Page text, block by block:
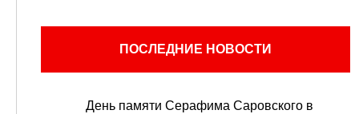
ПОСЛЕДНИЕ НОВОСТИ
День памяти Серафима Саровского в